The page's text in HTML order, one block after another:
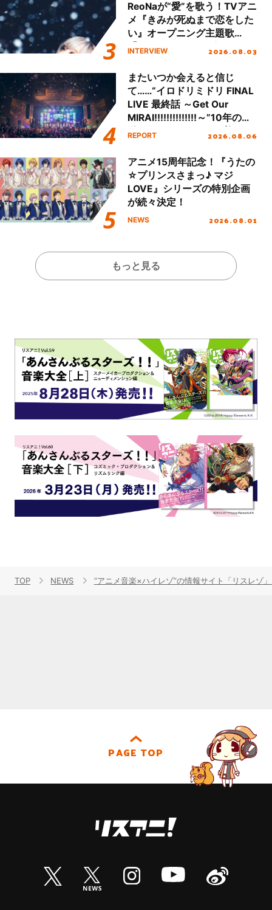
ReoNaが“愛”を歌う！TVアニ
メ『きみが死ぬまで恋をした
い』オープニング主題歌
「Amore」インタビュー
INTERVIEW 2026.08.03
またいつか会えると信じ
て……“イロドリミドリ FINAL
LIVE 最終話 ～Get Our
MIRAI!!!!!!!!!!!!!!～”10年の活
動を経てファイナルを迎える
REPORT 2026.08.06
アニメ15周年記念！『うたの
☆プリンスさまっ♪ マジ
LOVE』シリーズの特別企画
が続々決定！
NEWS 2026.08.01
もっと見る
TOP NEWS “アニメ音楽×ハイレゾ”の情報サイト「リスレゾ
PAGE TOP